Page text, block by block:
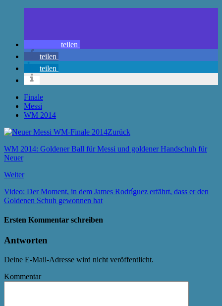
teilen
teilen
teilen
Finale
Messi
WM 2014
Zurück
WM 2014: Goldener Ball für Messi und goldener Handschuh für
Neuer
Weiter
Video: Der Moment, in dem James Rodríguez erfährt, dass er den
Goldenen Schuh gewonnen hat
Ersten Kommentar schreiben
Antworten
Deine E-Mail-Adresse wird nicht veröffentlicht.
Kommentar